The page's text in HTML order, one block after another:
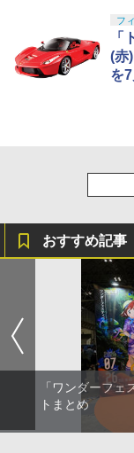
フ
「
(赤
を
おすすめ記事
「ワンダーフ
トまとめ